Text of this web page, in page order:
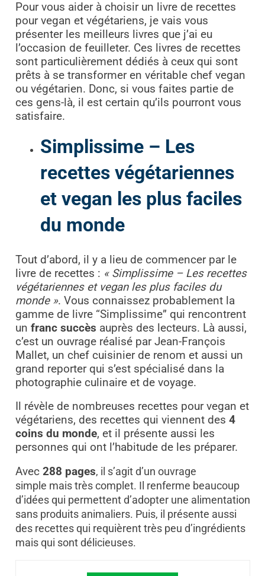
Pour vous aider à choisir un livre de recettes
pour vegan et végétariens, je vais vous
présenter les meilleurs livres que j’ai eu
l’occasion de feuilleter. Ces livres de recettes
sont particulièrement dédiés à ceux qui sont
prêts à se transformer en véritable chef vegan
ou végétarien. Donc, si vous faites partie de
ces gens-là, il est certain qu’ils pourront vous
satisfaire.
Simplissime – Les
recettes végétariennes
et vegan les plus faciles
du monde
Tout d’abord, il y a lieu de commencer par le
livre de recettes : « Simplissime – Les recettes
végétariennes et vegan les plus faciles du
monde ». Vous connaissez probablement la
gamme de livre “Simplissime” qui rencontrent
un franc succès auprès des lecteurs. Là aussi,
c’est un ouvrage réalisé par Jean-François
Mallet, un chef cuisinier de renom et aussi un
grand reporter qui s’est spécialisé dans la
photographie culinaire et de voyage.
Il révèle de nombreuses recettes pour vegan et
végétariens, des recettes qui viennent des 4
coins du monde, et il présente aussi les
personnes qui ont l’habitude de les préparer.
Avec 288 pages, il s’agit d’un ouvrage
simple mais très complet. Il renferme beaucoup
d’idées qui permettent d’adopter une alimentation
sans produits animaliers. Puis, il présente aussi
des recettes qui requièrent très peu d’ingrédients
mais qui sont délicieuses.